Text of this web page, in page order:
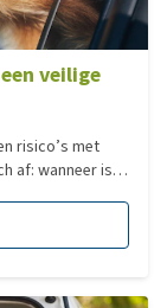
veilige
risico’s met
af: wanneer is
we
bij honden